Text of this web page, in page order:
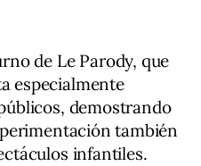
de Le Parody, que
especialmente
demostrando
también
infantiles.